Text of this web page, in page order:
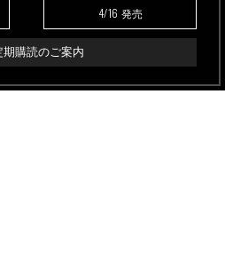
4/16 発売
期購読のご案内